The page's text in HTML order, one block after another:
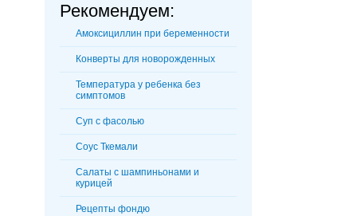
Рекомендуем:
Амоксициллин при беременности
Конверты для новорожденных
Температура у ребенка без
симптомов
Суп с фасолью
Соус Ткемали
Салаты с шампиньонами и
курицей
Рецепты фондю